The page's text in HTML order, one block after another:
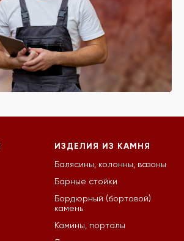
ИЗДЕЛИЯ ИЗ КАМНЯ
Балясины, колонны, вазоны
Барные стойки
Бордюрный (бортовой)
камень
Камины, порталы